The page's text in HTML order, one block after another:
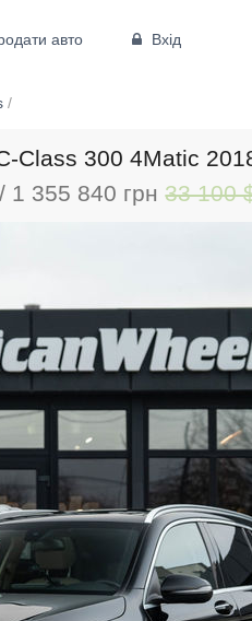
авто Вхід
/
Class 300 4Matic
/ 1 355 840 грн 33 100